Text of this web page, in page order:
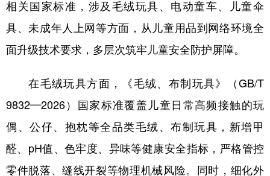
文化 书画 健康 军事
食品 人居 信息化 数字经济
乡村振兴 银龄 溯源中国
彩票 娱乐 时尚 悦读
相关国家标准，涉及毛绒玩具、电动童车、儿童伞
具、未成年人上网等方面，从儿童用品到网络环境全
面升级技术要求，多层次筑牢儿童安全防护屏障。
在毛绒玩具方面，《毛绒、布制玩具》（GB/T
9832—2026）国家标准覆盖儿童日常高频接触的玩
偶、公仔、抱枕等全品类毛绒、布制玩具，新增甲
醛、pH值、色牢度、异味等健康安全指标，严格管控
零件脱落、缝线开裂等物理机械风险。同时，细化外